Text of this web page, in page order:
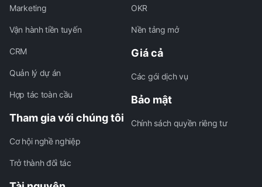
Marketing
Vận hành tiền tuyến
CRM
Quản lý dự án
Hợp tác toàn cầu
Tham gia với chúng tôi
Cơ hội nghề nghiệp
Trở thành đối tác
OKR
Nền tảng mở
Giá cả
Các gói dịch vụ
Bảo mật
Chính sách quyền riêng tư